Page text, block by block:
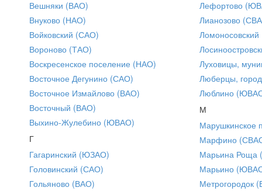
Вешняки (ВАО)
Внуково (НАО)
Войковский (САО)
Вороново (ТАО)
Воскресенское поселение (НАО)
Восточное Дегунино (САО)
Восточное Измайлово (ВАО)
Восточный (ВАО)
Выхино-Жулебино (ЮВАО)
Г
Гагаринский (ЮЗАО)
Головинский (САО)
Гольяново (ВАО)
Лефортово
Лианозово
Луховицы,
Люберцы,
Люблино
М
Марушкинское
Марфино
Марьина Роща
Марьино
Метрогородок